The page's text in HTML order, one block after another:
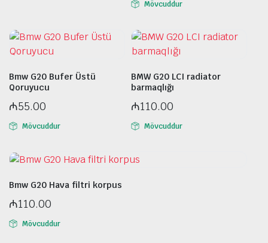
Mövcuddur
Bmw G20 Bufer Üstü
Qoruyucu
₼55.00
Mövcuddur
BMW G20 LCI radiator
barmaqlığı
₼110.00
Mövcuddur
Bmw G20 Hava filtri korpus
₼110.00
Mövcuddur